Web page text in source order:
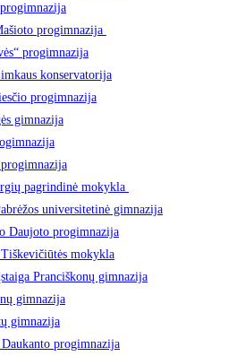
progimnazija
progimnazija
konservatorija
progimnazija
gimnazija
pagrindinė mokykla
universitetinė gimnazija
Daujoto progimnazija
mokykla
Pranciškonų gimnazija
gimnazija
gimnazija
progimnazija